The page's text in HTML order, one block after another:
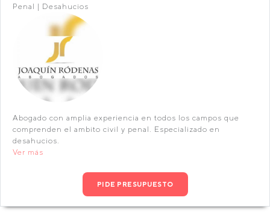
Penal | Desahucios
Abogado con amplia experiencia en todos los campos que
comprenden el ambito civil y penal. Especializado en
desahucios.
Ver más
PIDE PRESUPUESTO